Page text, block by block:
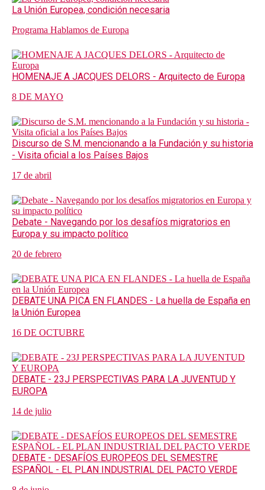
La Unión Europea, condición necesaria
Programa Hablamos de Europa
HOMENAJE A JACQUES DELORS - Arquitecto de Europa
8 DE MAYO
Discurso de S.M. mencionando a la Fundación y su historia
- Visita oficial a los Países Bajos
17 de abril
Debate - Navegando por los desafíos migratorios en
Europa y su impacto político
20 de febrero
DEBATE UNA PICA EN FLANDES - La huella de España en
la Unión Europea
16 DE OCTUBRE
DEBATE - 23J PERSPECTIVAS PARA LA JUVENTUD Y
EUROPA
14 de julio
DEBATE - DESAFÍOS EUROPEOS DEL SEMESTRE
ESPAÑOL - EL PLAN INDUSTRIAL DEL PACTO VERDE